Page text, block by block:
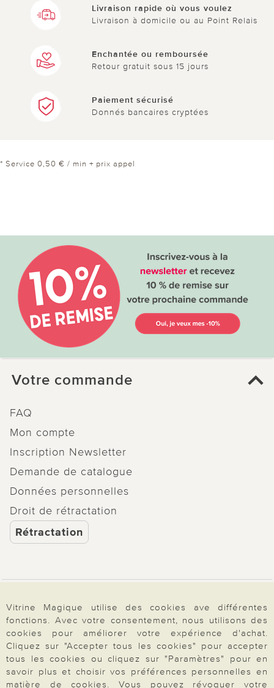
Livraison rapide où vous voulez
Livraison à domicile ou au Point Relais
Enchantée ou remboursée
Retour gratuit sous 15 jours
Paiement sécurisé
Donnés bancaires cryptées
* Service 0,50 € / min + prix appel
Votre commande
FAQ
Mon compte
Inscription Newsletter
Demande de catalogue
Données personnelles
Droit de rétractation
Rétractation
Paiement & Livraison
À propos de nous
Vitrine Magique utilise des cookies ave différentes
fonctions. Avec votre consentement, nous utilisons des
cookies pour améliorer votre expérience d'achat.
Cliquez sur "Accepter tous les cookies" pour accepter
tous les cookies ou cliquez sur "Paramètres" pour en
savoir plus et choisir vos préférences personnelles en
matière de cookies. Vous pouvez révoquer votre